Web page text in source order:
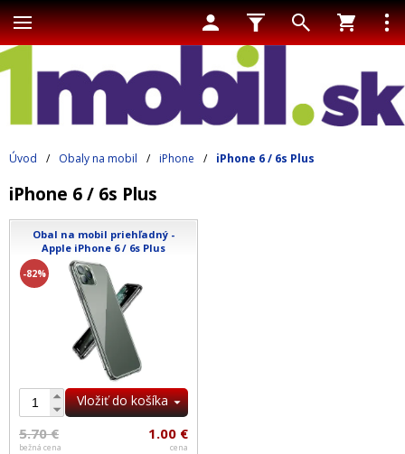
Úvod / Obaly na mobil / iPhone / iPhone 6 / 6s Plus
iPhone 6 / 6s Plus
Obal na mobil priehľadný -
Apple iPhone 6 / 6s Plus
-82%
Vložiť do košíka
5.70 €
bežná cena
1.00 €
cena